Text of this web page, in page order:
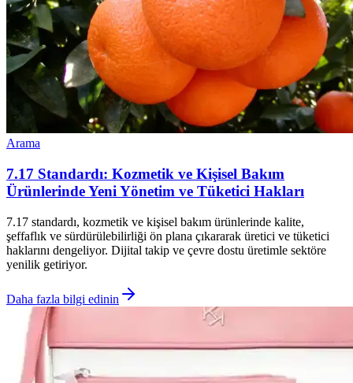
Arama
7.17 Standardı: Kozmetik ve Kişisel Bakım
Ürünlerinde Yeni Yönetim ve Tüketici Hakları
7.17 standardı, kozmetik ve kişisel bakım ürünlerinde kalite,
şeffaflık ve sürdürülebilirliği ön plana çıkararak üretici ve tüketici
haklarını dengeliyor. Dijital takip ve çevre dostu üretimle sektöre
yenilik getiriyor.
Daha fazla bilgi edinin